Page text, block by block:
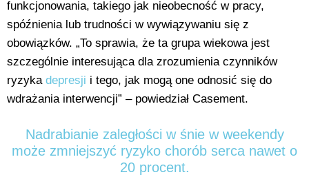
funkcjonowania, takiego jak nieobecność w pracy,
spóźnienia lub trudności w wywiązywaniu się z
obowiązków. „To sprawia, że ta grupa wiekowa jest
szczególnie interesująca dla zrozumienia czynników
ryzyka depresji i tego, jak mogą one odnosić się do
wdrażania interwencji” – powiedział Casement.
Nadrabianie zaległości w śnie w weekendy
może zmniejszyć ryzyko chorób serca nawet o
20 procent.